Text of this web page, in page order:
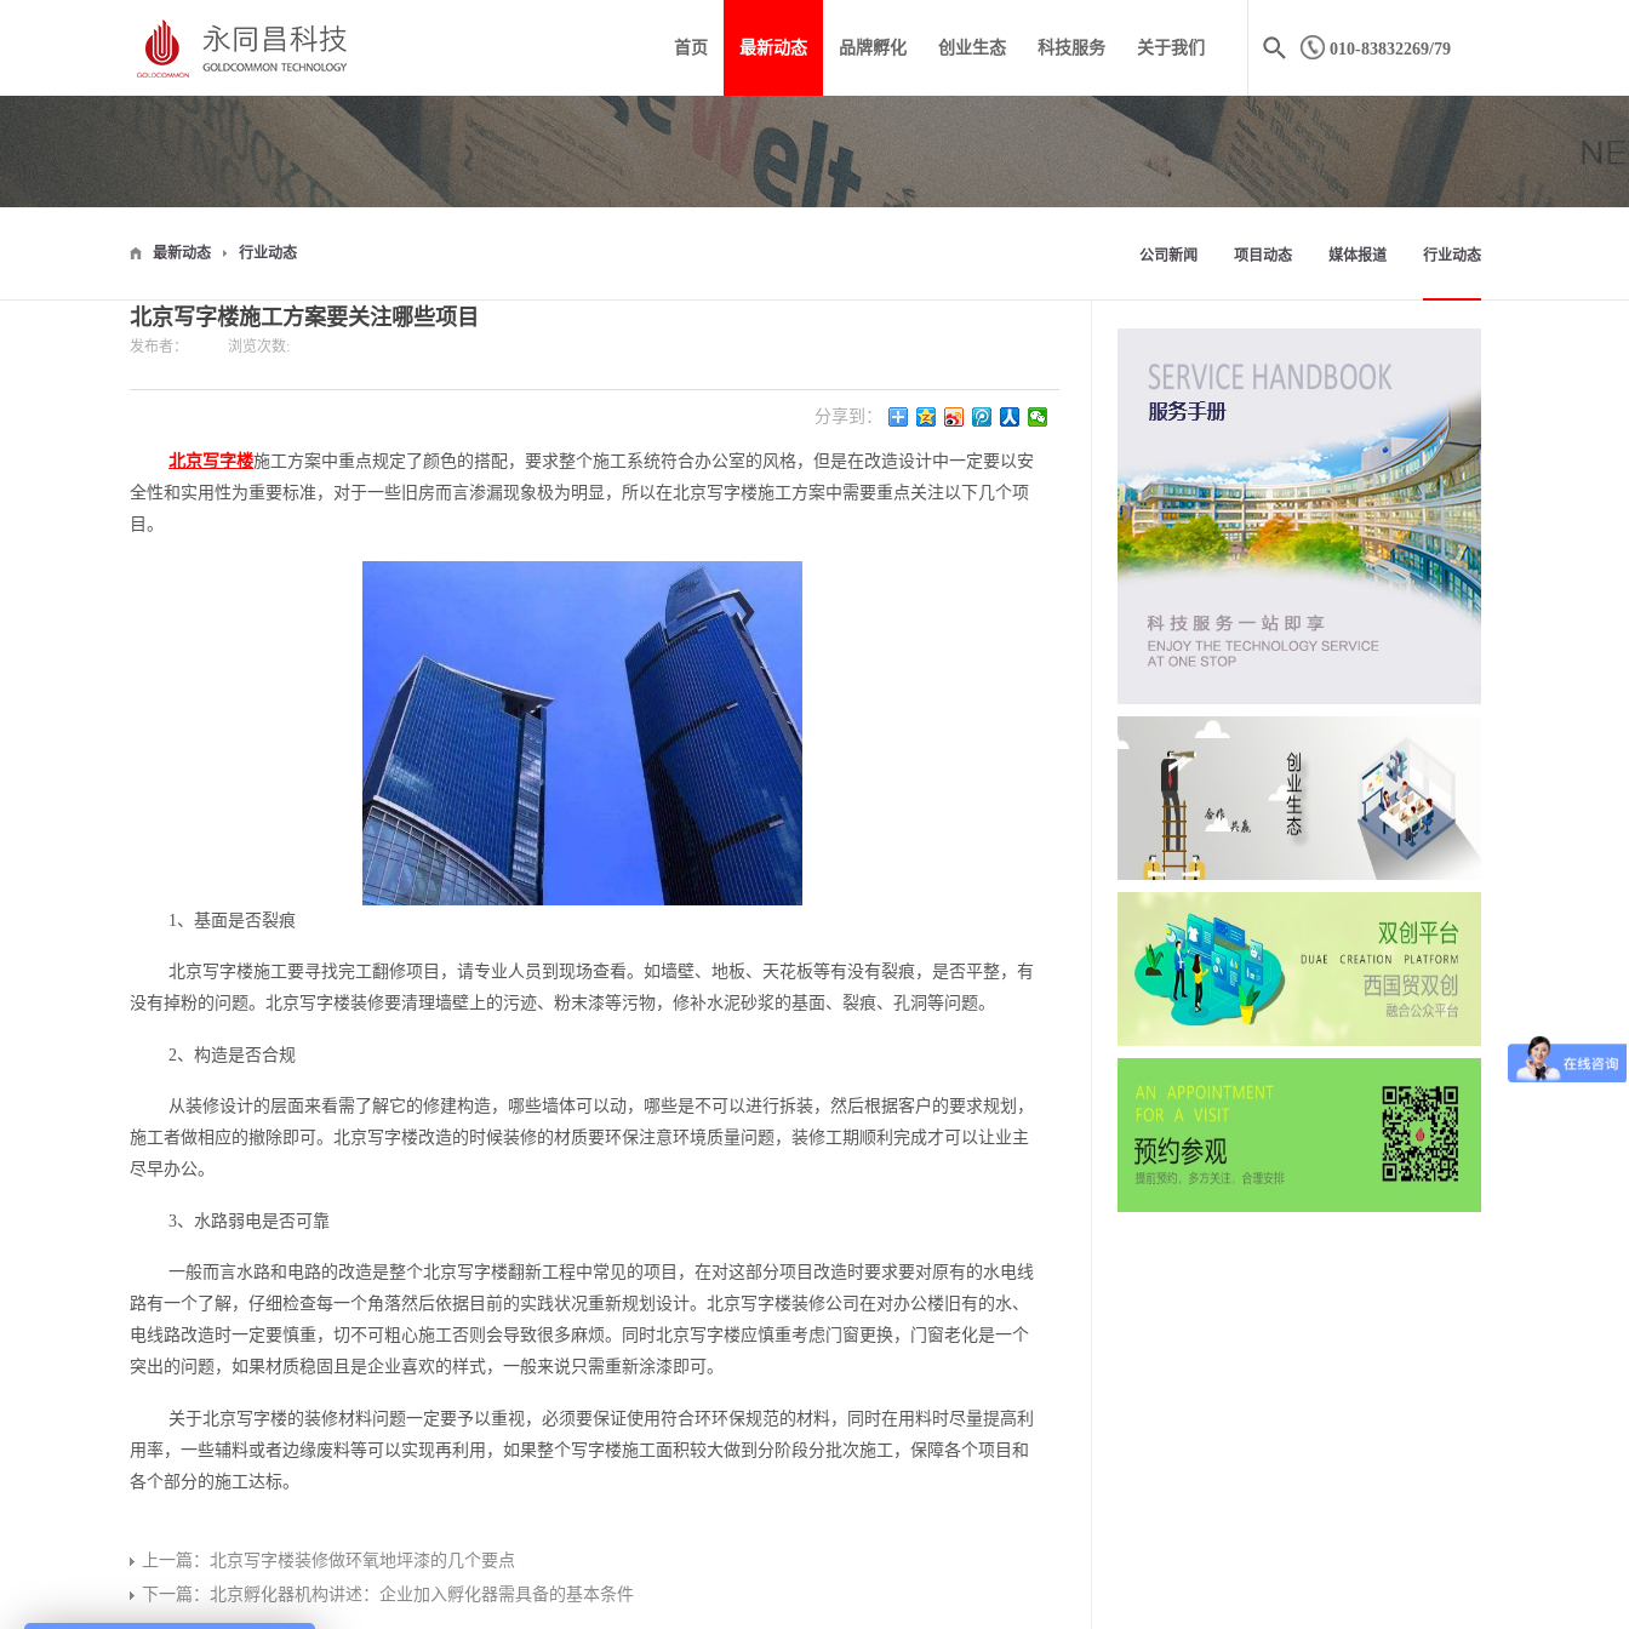
010-83832269/79
首页 最新动态 品牌孵化 创业生态 科技服务 关于我们
最新动态 行业动态 公司新闻 项目动态 媒体报道 行业动态
北京写字楼施工方案要关注哪些项目
发布者： 浏览次数:
分享到：
北京写字楼施工方案中重点规定了颜色的搭配，要求整个施工系统符合办公室的风格，但是在改造设计中一定要以安
全性和实用性为重要标准，对于一些旧房而言渗漏现象极为明显，所以在北京写字楼施工方案中需要重点关注以下几个项
目。
1、基面是否裂痕
北京写字楼施工要寻找完工翻修项目，请专业人员到现场查看。如墙壁、地板、天花板等有没有裂痕，是否平整，有
没有掉粉的问题。北京写字楼装修要清理墙壁上的污迹、粉末漆等污物，修补水泥砂浆的基面、裂痕、孔洞等问题。
2、构造是否合规
从装修设计的层面来看需了解它的修建构造，哪些墙体可以动，哪些是不可以进行拆装，然后根据客户的要求规划，
施工者做相应的撤除即可。北京写字楼改造的时候装修的材质要环保注意环境质量问题，装修工期顺利完成才可以让业主
尽早办公。
3、水路弱电是否可靠
一般而言水路和电路的改造是整个北京写字楼翻新工程中常见的项目，在对这部分项目改造时要求要对原有的水电线
路有一个了解，仔细检查每一个角落然后依据目前的实践状况重新规划设计。北京写字楼装修公司在对办公楼旧有的水、
电线路改造时一定要慎重，切不可粗心施工否则会导致很多麻烦。同时北京写字楼应慎重考虑门窗更换，门窗老化是一个
突出的问题，如果材质稳固且是企业喜欢的样式，一般来说只需重新涂漆即可。
关于北京写字楼的装修材料问题一定要予以重视，必须要保证使用符合环环保规范的材料，同时在用料时尽量提高利
用率，一些辅料或者边缘废料等可以实现再利用，如果整个写字楼施工面积较大做到分阶段分批次施工，保障各个项目和
各个部分的施工达标。
上一篇： 北京写字楼装修做环氧地坪漆的几个要点
下一篇： 北京孵化器机构讲述：企业加入孵化器需具备的基本条件